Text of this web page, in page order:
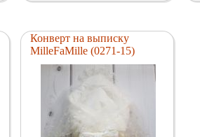
Конверт на выписку
MilleFaMille (0271-15)